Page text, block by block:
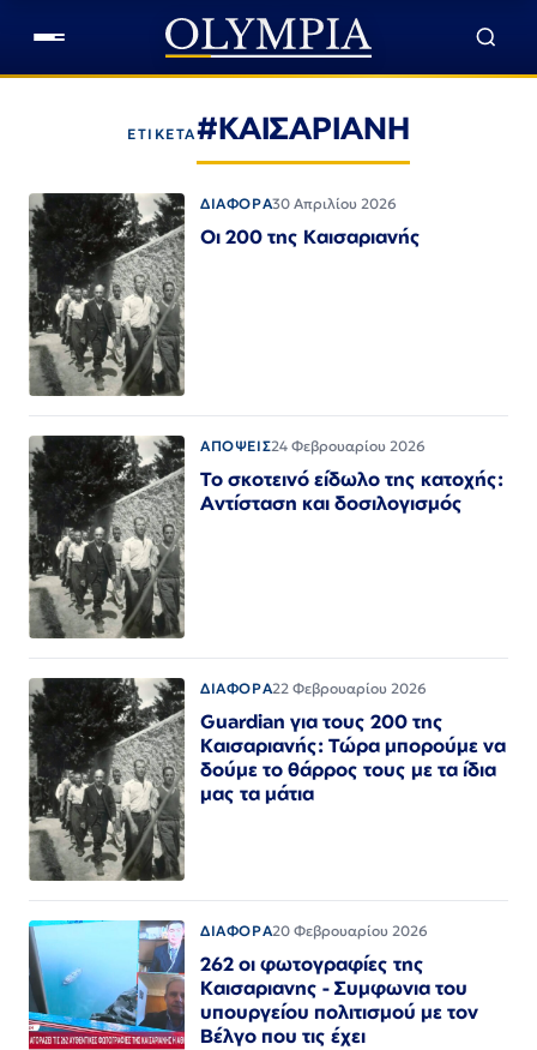
ΕΤΙΚΕΤΑ#ΚΑΙΣΑΡΙΑΝΗ
ΔΙΑΦΟΡΑ30 Απριλίου 2026
Οι 200 της Καισαριανής
ΑΠΟΨΕΙΣ24 Φεβρουαρίου 2026
Το σκοτεινό είδωλο της κατοχής:
Αντίσταση και δοσιλογισμός
ΔΙΑΦΟΡΑ22 Φεβρουαρίου 2026
Guardian για τους 200 της
Καισαριανής: Τώρα μπορούμε να
δούμε το θάρρος τους με τα ίδια
μας τα μάτια
ΔΙΑΦΟΡΑ20 Φεβρουαρίου 2026
262 οι φωτογραφίες της
Καισαριανης - Συμφωνια του
υπουργείου πολιτισμού με τον
Βέλγο που τις έχει